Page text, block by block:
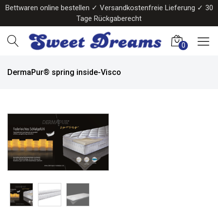
Bettwaren online bestellen ✓ Versandkostenfreie Lieferung ✓ 30
Tage Rückgaberecht
0
DermaPur® spring inside-Visco